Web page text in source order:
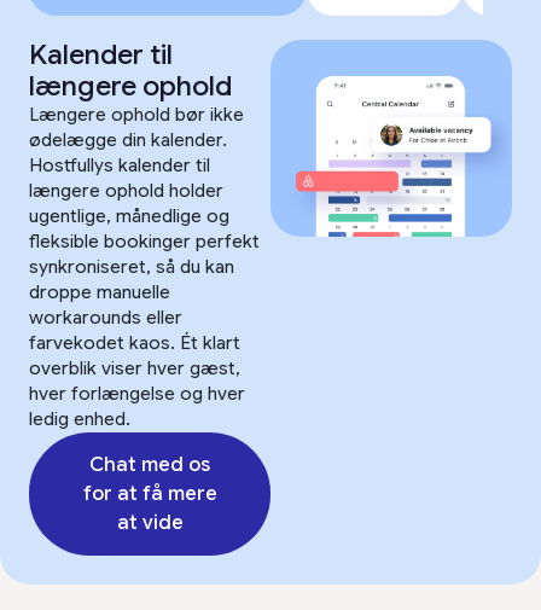
Kalender til
længere ophold
Længere ophold bør ikke
ødelægge din kalender.
Hostfullys kalender til
længere ophold holder
ugentlige, månedlige og
fleksible bookinger perfekt
synkroniseret, så du kan
droppe manuelle
workarounds eller
farvekodet kaos. Ét klart
overblik viser hver gæst,
hver forlængelse og hver
ledig enhed.
Chat med os
for at få mere
at vide